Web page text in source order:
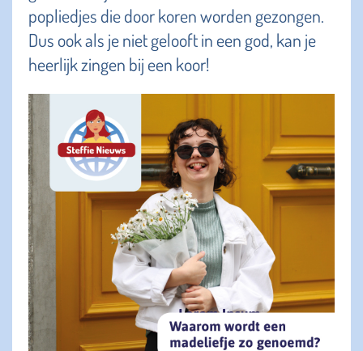
popliedjes die door koren worden gezongen.
Dus ook als je niet gelooft in een god, kan je
heerlijk zingen bij een koor!